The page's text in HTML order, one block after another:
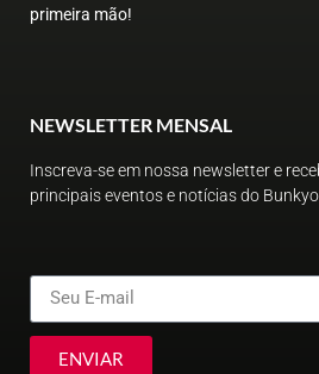
primeira mão!
NEWSLETTER MENSAL
Inscreva-se em nossa newsletter e
principais eventos e notícias do
ENVIAR